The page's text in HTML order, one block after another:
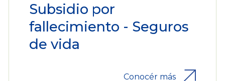
Subsidio por
fallecimiento - Seguros
de vida
Conocér más